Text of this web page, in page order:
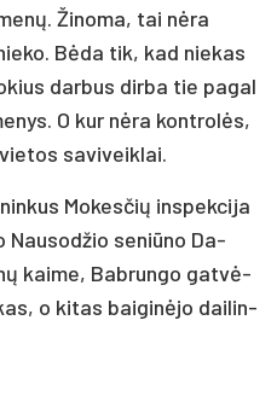
Ži­no­ma, tai nė­ra
Bė­da tik, kad nie­kas
dar­bus dir­ba tie pa­gal
O kur nė­ra kont­ro­lės,
sa­vi­veik­lai.
Mo­kes­čių ins­pek­ci­ja
Nau­so­džio se­niū­no Da­
kai­me, Bab­run­go gat­vė­
o ki­tas bai­gi­nė­jo dai­lin­